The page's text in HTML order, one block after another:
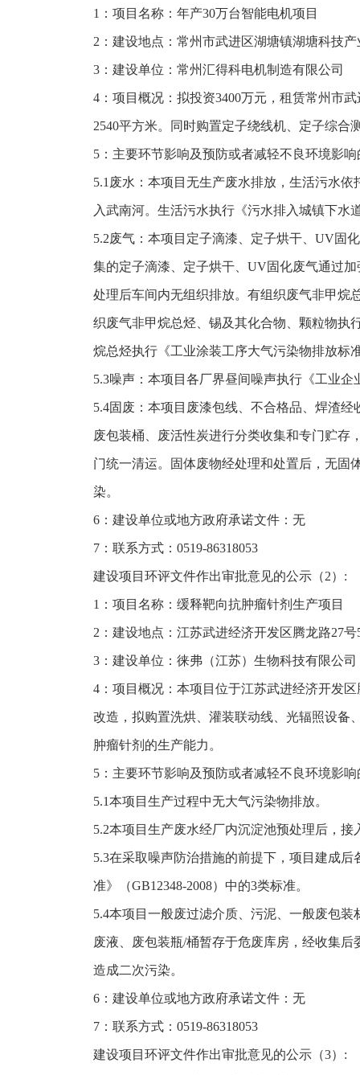
1：项目名称：年产30万台智能电机项目
2：建设地点：常州市武进区湖塘镇湖塘科技产
3：建设单位：常州汇得科电机制造有限公司
4：项目概况：拟投资3400万元，租赁常州市
2540平方米。同时购置定子绕线机、定子综合
5：主要环节影响及预防或者减轻不良环境影
5.1废水：本项目无生产废水排放，生活污水
入武南河。生活污水执行《污水排入城镇下水
5.2废气：本项目定子滴漆、定子烘干、UV固
集的定子滴漆、定子烘干、UV固化废气通过
处理后车间内无组织排放。有组织废气非甲烷
织废气非甲烷总烃、锡及其化合物、颗粒物执
烷总烃执行《工业涂装工序大气污染物排放标
5.3噪声：本项目各厂界昼间噪声执行《工业
5.4固废：本项目废漆包线、不合格品、焊渣
废包装桶、废活性炭进行分类收集和专门贮存
门统一清运。固体废物经处理和处置后，无固
染。
6：建设单位或地方政府承诺文件：无
7：联系方式：0519-86318053
建设项目环评文件作出审批意见的公示（2）:
1：项目名称：缓释靶向抗肿瘤针剂生产项目
2：建设地点：江苏武进经济开发区腾龙路27号
3：建设单位：徕弗（江苏）生物科技有限公司
4：项目概况：本项目位于江苏武进经济开发
改造，拟购置洗烘、灌装联动线、光辐照设备
肿瘤针剂的生产能力。
5：主要环节影响及预防或者减轻不良环境影
5.1本项目生产过程中无大气污染物排放。
5.2本项目生产废水经厂内沉淀池预处理后，
5.3在采取噪声防治措施的前提下，项目建成
准》（GB12348-2008）中的3类标准。
5.4本项目一般废过滤介质、污泥、一般废包
废液、废包装瓶/桶暂存于危废库房，经收集
造成二次污染。
6：建设单位或地方政府承诺文件：无
7：联系方式：0519-86318053
建设项目环评文件作出审批意见的公示（3）: